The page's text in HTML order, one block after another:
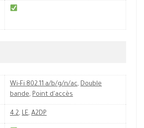
Wi-Fi 802.11 a/b/g/n/ac, Double
bande, Point d'accès
4.2, LE, A2DP